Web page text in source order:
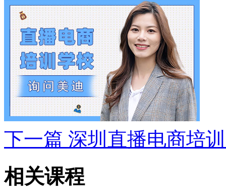
下一篇 深圳直播电商培
相关课程